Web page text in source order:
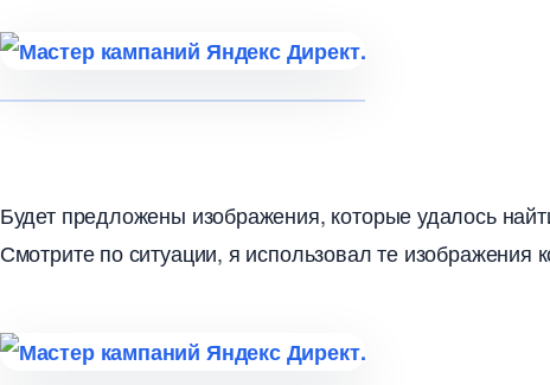
Будет предложены изображения, которые удалось
Смотрите по ситуации, я использовал те изображения